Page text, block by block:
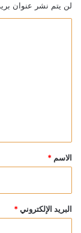
لن يتم نشر عنوان
*
الاسم *
البريد الإلكتروني *